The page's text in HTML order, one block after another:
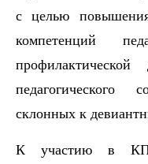
с целью
компетенций
профилактической
педагогического
склонных к
К участию в КПК